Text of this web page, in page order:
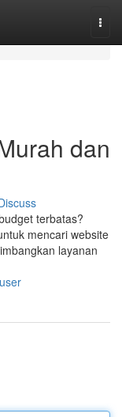
dan
terbatas?
mencari website
layanan